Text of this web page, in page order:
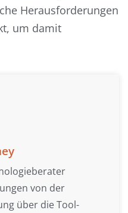
Herausforderungen
um damit
von der
über die Tool-